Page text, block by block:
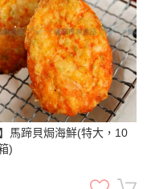
】馬蹄貝焗海鮮(特大，10
)